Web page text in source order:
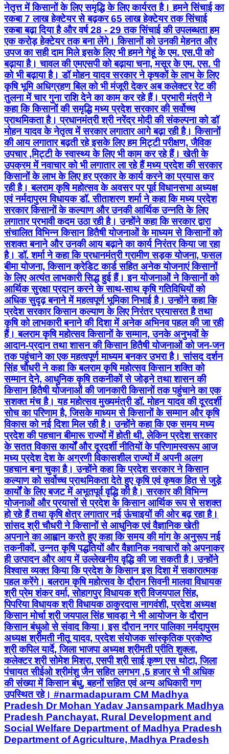
नेतृत्त में किसानों के लिए समृद्धि के लिए कार्यरत है। हमने सिंचाई का
रकबा 7 लाख हेक्टेयर से बढ़कर 65 लाख हेक्टेयर तक सिंचाई
रकबा बढ़ा दिया है और वर्ष 28 - 29 तक सिंचाई की उपलब्धता हम
एक करोड़ हेक्टेयर तक बना लेंगे। किसानों को उनकी मेहनत और
उपज का सही दाम मिले इसके लिए भी हमने गेहूं के एम. एस.पी को
बढ़ाया है। चावल की एमएसपी को बढ़ाया चना, मसूर के एम. एस. पी
को भी बढ़ाया है। डॉ मोहन यादव सरकार ने कृषकों के लाभ के लिए
कृषि भूमि अधिग्रहण बिल को भी मंजूरी देकर अब कलेक्टर रेट की
तुलना में चार गुना राशि देने का काम कर रहे हैं। प्रभारी मंत्री ने
कहा कि किसानों की समृद्धि मध्य प्रदेश सरकार की सर्वोच्च
प्राथमिकता है। प्रधानमंत्री श्री नरेंद्र मोदी की संकल्पना को डॉ
मोहन यादव के नेतृत्व में सरकार लगातार आगे बढ़ा रही है। किसानों
की आय लगातार बढ़ती रहे इसके लिए हम मिट्टी परीक्षण, जैविक
उपचार ,मिट्टी के स्वास्थ्य के लिए भी काम कर रहे हैं। खेती के
उपक्रम में नवाचार को भी लगातार ला रहे हैं मध्य प्रदेश की सरकार
किसानों के लाभ के लिए हर प्रकार के कार्य करने का प्रयास कर
रही है। बलराम कृषि महोत्सव के अवसर पर पूर्व विधानसभा अध्यक्ष
एवं नर्मदापुरम विधायक डॉ. सीताशरण शर्मा ने कहा कि मध्य प्रदेश
सरकार किसानों के कल्याण और उनकी आर्थिक उन्नति के लिए
लगातार प्रभावी कदम उठा रही है। उन्होंने कहा कि सरकार द्वारा
संचालित विभिन्न किसान हितैषी योजनाओं के माध्यम से किसानों को
सशक्त बनाने और उनकी आय बढ़ाने का कार्य निरंतर किया जा रहा
है। डॉ. शर्मा ने कहा कि प्रधानमंत्री ग्रामीण सड़क योजना, फसल
बीमा योजना, किसान क्रेडिट कार्ड सहित अनेक योजनाएं किसानों
के लिए अत्यंत लाभकारी सिद्ध हुई हैं। इन योजनाओं ने किसानों को
आर्थिक सुरक्षा प्रदान करने के साथ-साथ कृषि गतिविधियों को
अधिक सुदृढ़ बनाने में महत्वपूर्ण भूमिका निभाई है। उन्होंने कहा कि
प्रदेश सरकार किसान कल्याण के लिए निरंतर प्रयासरत है तथा
कृषि को लाभकारी बनाने की दिशा में अनेक अभिनव पहल की जा रही
हैं। बलराम कृषि महोत्सव किसानों के सम्मान, उनके अनुभवों के
आदान-प्रदान तथा शासन की किसान हितैषी योजनाओं को जन-जन
तक पहुंचाने का एक महत्वपूर्ण माध्यम बनकर उभरा है। सांसद दर्शन
सिंह चौधरी ने कहा कि बलराम कृषि महोत्सव किसान शक्ति को
सम्मान देने, आधुनिक कृषि तकनीकों से जोड़ने तथा शासन की
किसान हितैषी योजनाओं की जानकारी किसानों तक पहुंचाने का एक
सशक्त मंच है। यह महोत्सव मुख्यमंत्री डॉ. मोहन यादव की दूरदर्शी
सोच का परिणाम है, जिसके माध्यम से किसानों के सम्मान और कृषि
विकास को नई दिशा मिल रही है। उन्होंने कहा कि एक समय मध्य
प्रदेश की पहचान बीमारू राज्यों में होती थी, लेकिन प्रदेश सरकार
के सतत विकास कार्यों और दूरदर्शी नीतियों के परिणामस्वरूप आज
मध्य प्रदेश देश के अग्रणी विकासशील राज्यों में अपनी अलग
पहचान बना चुका है। उन्होंने कहा कि प्रदेश सरकार ने किसान
कल्याण को सर्वोच्च प्राथमिकता देते हुए कृषि एवं कृषक हित से जुड़े
कार्यों के लिए बजट में अभूतपूर्व वृद्धि की है। सरकार की विभिन्न
योजनाओं और प्रयासों से प्रदेश के किसान आर्थिक रूप से सशक्त
हो रहे हैं तथा कृषि क्षेत्र लगातार नई ऊंचाइयों की ओर बढ़ रहा है।
सांसद श्री चौधरी ने किसानों से आधुनिक एवं वैज्ञानिक खेती
अपनाने का आह्वान करते हुए कहा कि समय की मांग के अनुरूप नई
तकनीकों, उन्नत कृषि पद्धतियों और वैज्ञानिक नवाचारों को अपनाकर
ही उत्पादन और आय में उल्लेखनीय वृद्धि की जा सकती है। उन्होंने
विश्वास व्यक्त किया कि प्रदेश के किसान इस दिशा में सकारात्मक
पहल करेंगे। बलराम कृषि महोत्सव के दौरान सिवनी मालवा विधायक
श्री प्रेम शंकर वर्मा, सोहागपुर विधायक श्री विजयपाल सिंह,
पिपरिया विधायक श्री विधायक ठाकुरदास नागवंशी, प्रदेश अध्यक्ष
किसान मोर्चा श्री जयपाल सिंह चावड़ा ने भी आयोजन के दौरान
किसान बंधुओ से संवाद किया। इस दौरान नगर पालिका नर्मदापुरम
अध्यक्ष श्रीमती नीतू यादव, प्रदेश संयोजक सांस्कृतिक प्रकोष्ठ
श्री कपिल यार्दे, जिला भाजपा अध्यक्ष श्रीमती प्रीति शुक्ला,
कलेक्टर श्री सोमेश मिश्रा, एसपी श्री साई कृष्ण एस थोटा, जिला
पंचायत सीईओ श्रीमंशु जैन सहित लगभग ,5 हजार से भी अधिक
की संख्या में किसान बंधु, बहनों सहित एवं अन्य अधिकारी गण
उपस्थित रहे। #narmadapuram CM Madhya
Pradesh Dr Mohan Yadav Jansampark Madhya
Pradesh Panchayat, Rural Development and
Social Welfare Department of Madhya Pradesh
Department of Agriculture, Madhya Pradesh